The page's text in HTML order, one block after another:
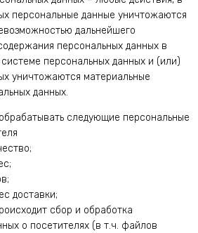
персональные данные уничтожаются
дальнейшего
персональных данных в
персональных данных и (или)
уничтожаются материальные
данных.
следующие персональные
доставки;
сбор и обработка
о посетителях (в т.ч. файлов